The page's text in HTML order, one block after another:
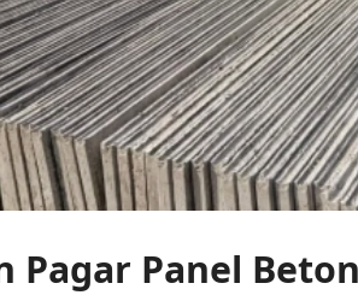
Pagar Panel